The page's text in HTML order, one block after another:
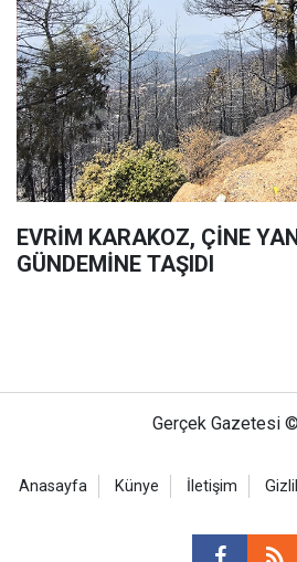
EVRİM KARAKOZ, ÇİNE
GÜNDEMİNE TAŞIDI
Gerçek Gazetesi
Anasayfa Künye İletişim